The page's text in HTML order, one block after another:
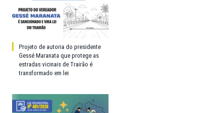
Projeto de autoria do presidente
Gessé Maranata que protege as
estradas vicinais de Trairão é
transformado em lei